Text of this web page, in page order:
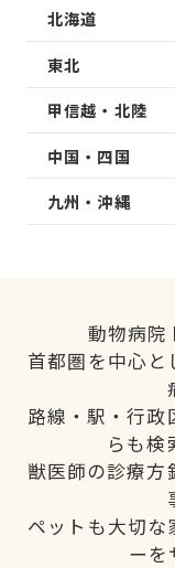
北海道
東北
甲信越・北陸
中国・四国
九州・沖縄
動物病院
首都圏を中心と
路線・駅・行
らも検
獣医師の診療方
ペットも大切な
ーを